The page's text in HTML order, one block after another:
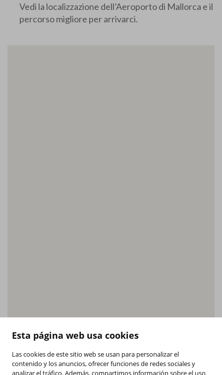
Esta página web usa cookies
Las cookies de este sitio web se usan para personalizar el
contenido y los anuncios, ofrecer funciones de redes sociales y
analizar el tráfico. Además, compartimos información sobre el uso
Vedi la localizzazione dell’Aeroporto di Mallorca e il
percorso migliore per arrivarci.